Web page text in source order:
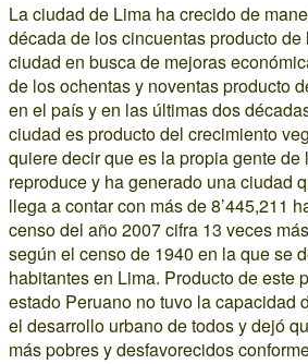
La ciudad de Lima ha crecido de
década de los cincuentas producto
ciudad en busca de mejoras
de los ochentas y noventas producto
en el país y en las últimas dos
ciudad es producto del crecimiento
quiere decir que es la propia gente
reproduce y ha generado una ciudad
llega a contar con más de 8’445,211
censo del año 2007 cifra 13 veces
según el censo de 1940 en la que se
habitantes en Lima. Producto de este
estado Peruano no tuvo la capacidad
el desarrollo urbano de todos y dejó
más pobres y desfavorecidos